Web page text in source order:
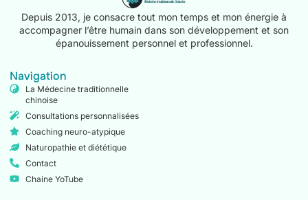
Depuis 2013, je consacre tout mon temps et mon énergie à
accompagner l’être humain dans son développement et son
épanouissement personnel et professionnel.
Navigation
La Médecine traditionnelle
chinoise
Consultations personnalisées
Coaching neuro-atypique
Naturopathie et diététique
Contact
Chaine YoTube